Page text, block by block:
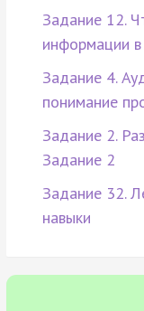
Задание 12.
информации
Задание 4.
понимание
Задание 2.
Задание 2
Задание 32.
навыки